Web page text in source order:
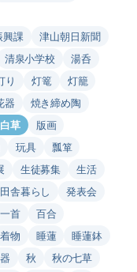
興課
津山朝日新聞
清泉小学校
湯呑
り 灯篭
灯籠
器
焼き締め陶
草
版画
玩具
瓢箪
生徒募集
生活
田舎暮らし
発表会
首
百合
着物 睡蓮
睡蓮鉢
秋
秋の七草